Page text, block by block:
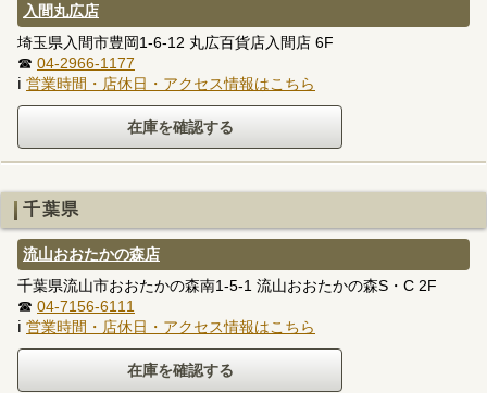
入間丸広店
埼玉県入間市豊岡1-6-12 丸広百貨店入間店 6F
☎ 04-2966-1177
ℹ 営業時間・店休日・アクセス情報はこちら
千葉県
流山おおたかの森店
千葉県流山市おおたかの森南1-5-1 流山おおたかの森S・C 2F
☎ 04-7156-6111
ℹ 営業時間・店休日・アクセス情報はこちら